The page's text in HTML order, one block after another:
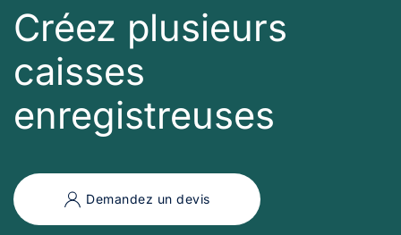
Créez plusieurs
caisses
enregistreuses
Demandez un devis